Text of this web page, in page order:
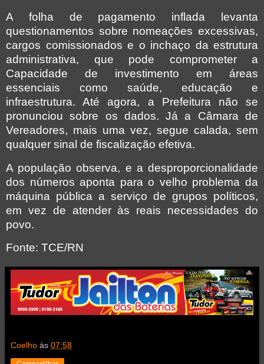
A folha de pagamento inflada levanta
questionamentos sobre nomeações excessivas,
cargos comissionados e o inchaço da estrutura
administrativa, que pode comprometer a
Capacidade de investimento em áreas
essenciais como saúde, educação e
infraestrutura. Até agora, a Prefeitura não se
pronunciou sobre os dados. Já a Câmara de
Vereadores, mais uma vez, segue calada, sem
qualquer sinal de fiscalização efetiva.
A população observa, e a desproporcionalidade
dos números aponta para o velho problema da
máquina pública a serviço de grupos políticos,
em vez de atender às reais necessidades do
povo.
Fonte: TCE/RN
Coelho às 07:58